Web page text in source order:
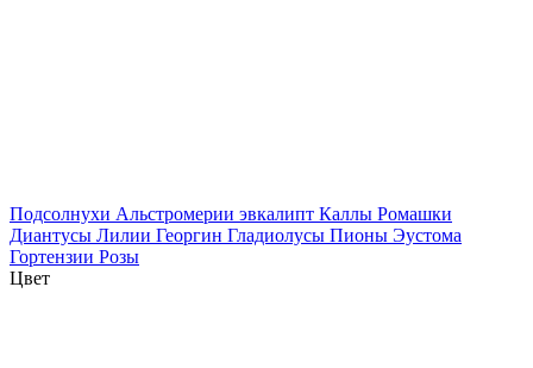
Подсолнухи Альстромерии эвкалипт Каллы Ромашки
Диантусы Лилии Георгин Гладиолусы Пионы Эустома
Гортензии Розы
Цвет